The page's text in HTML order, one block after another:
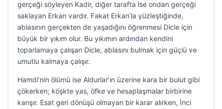
gerçeği söyleyen Kadir, diğer tarafta ise ondan gerçeği
saklayan Erkan vardır. Fakat Erkan’la yüzleştiğinde,
ablasının gerçekten de yaşadığını öğrenmesi Dicle için
büyük bir yıkım olur. Bu yıkımın ardından kendini
toparlamaya çalışan Dicle, ablasını bulmak için güçlü ve
umutlu kalmaya çalışır.
Hamdi’nin ölümü ise Aldurlar’ın üzerine kara bir bulut gibi
çökerken; köşkte yas, öfke ve hesaplaşmalar birbirine
karışır. Esat geri dönüşü olmayan bir karar alırken, İnci